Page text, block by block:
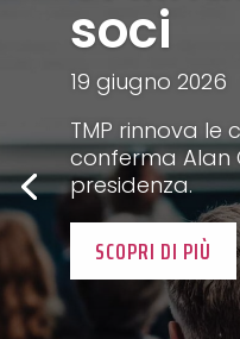
soci
19 giugno 2026
TMP rinnova le
conferma Alan
presidenza.
SCOPRI DI PIÙ